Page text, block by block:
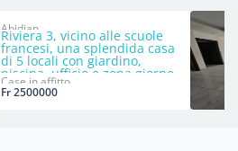
Abidjan
Riviera 3, vicino alle scuole
francesi, una splendida casa
di 5 locali con giardino,
piscina, ufficio e zona giorno
indipendente.
Case in affitto
Fr 2500000